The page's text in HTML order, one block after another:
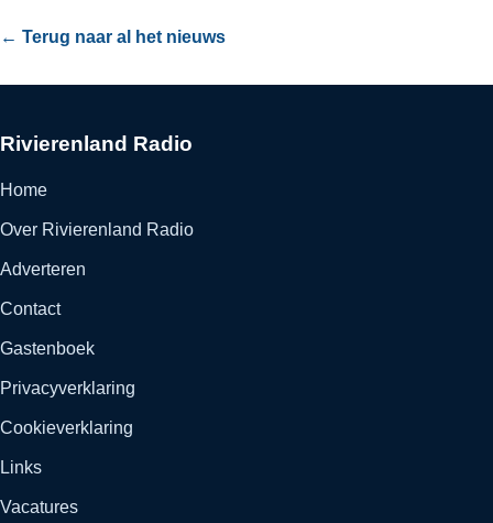
← Terug naar al het nieuws
Rivierenland Radio
Home
Over Rivierenland Radio
Adverteren
Contact
Gastenboek
Privacyverklaring
Cookieverklaring
Links
Vacatures